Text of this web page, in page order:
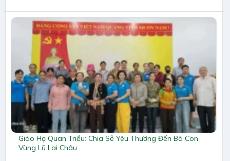
Giáo Họ Quan Triều: Chia Sẻ Yêu Thương Đến Bà Con
Vùng Lũ Lai Châu